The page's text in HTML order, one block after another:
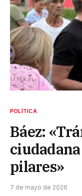
POLÍTICA
Báez:
pilares»
7 de mayo de 2026